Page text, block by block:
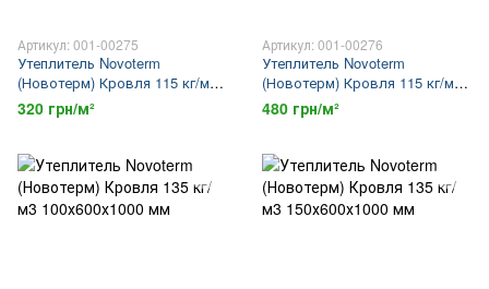
Артикул: 001-00275
Утеплитель Novoterm
(Новотерм) Кровля 115 кг/м3
100х600х1000 мм
320 грн/м²
Артикул: 001-00276
Утеплитель Novoterm
(Новотерм) Кровля 115 кг/м3
150х600х1000 мм
480 грн/м²